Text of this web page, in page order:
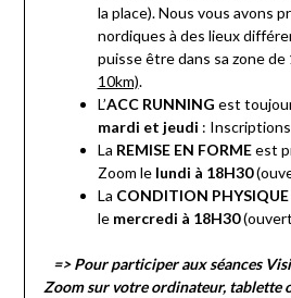
la place). Nous vous avons
nordiques à des lieux
puisse être dans sa zone de
10km).
L’ACC RUNNING est
mardi et jeudi :
La REMISE EN FORMEest
Zoom le lundi à 18H30
La CONDITION PHYSIQUE
le mercredi à 18H30
=> Pour participer aux séances
Zoom sur votre ordinateur, tablette